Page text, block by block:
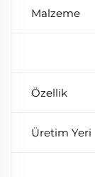
Malzeme
Özellik
Üretim Yeri